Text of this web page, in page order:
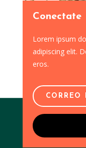
Conectate
Lorem ipsum
adipiscing elit.
eros.